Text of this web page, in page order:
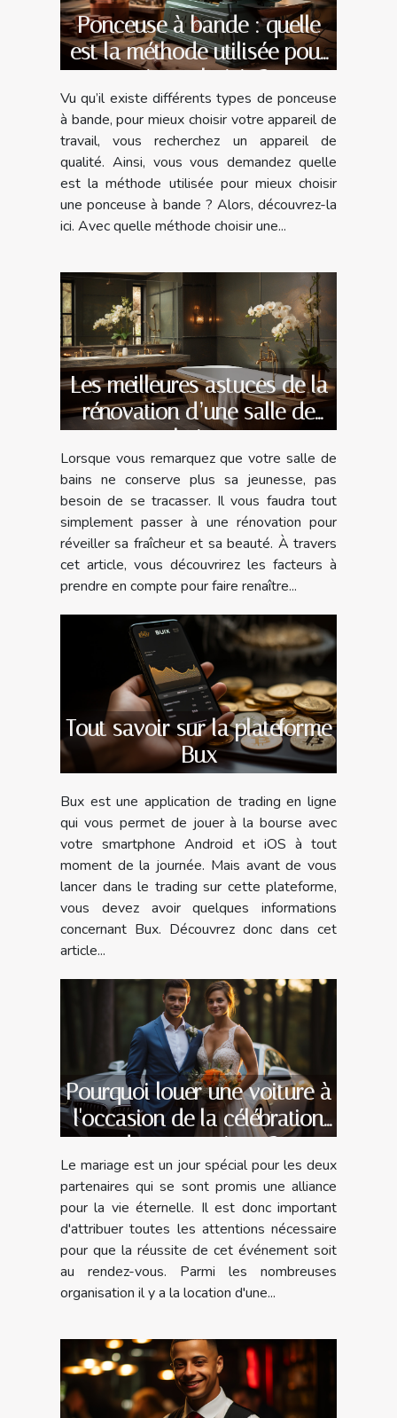
Ponceuse à bande : quelle
est la méthode utilisée pour
mieux choisir ?
Vu qu’il existe différents types de ponceuse
à bande, pour mieux choisir votre appareil de
travail, vous recherchez un appareil de
qualité. Ainsi, vous vous demandez quelle
est la méthode utilisée pour mieux choisir
une ponceuse à bande ? Alors, découvrez-la
ici. Avec quelle méthode choisir une...
Les meilleures astuces de la
rénovation d’une salle de
bains
Lorsque vous remarquez que votre salle de
bains ne conserve plus sa jeunesse, pas
besoin de se tracasser. Il vous faudra tout
simplement passer à une rénovation pour
réveiller sa fraîcheur et sa beauté. À travers
cet article, vous découvrirez les facteurs à
prendre en compte pour faire renaître...
Tout savoir sur la plateforme
Bux
Bux est une application de trading en ligne
qui vous permet de jouer à la bourse avec
votre smartphone Android et iOS à tout
moment de la journée. Mais avant de vous
lancer dans le trading sur cette plateforme,
vous devez avoir quelques informations
concernant Bux. Découvrez donc dans cet
article...
Pourquoi louer une voiture à
l'occasion de la célébration
de son mariage ?
Le mariage est un jour spécial pour les deux
partenaires qui se sont promis une alliance
pour la vie éternelle. Il est donc important
d'attribuer toutes les attentions nécessaire
pour que la réussite de cet événement soit
au rendez-vous. Parmi les nombreuses
organisation il y a la location d'une...